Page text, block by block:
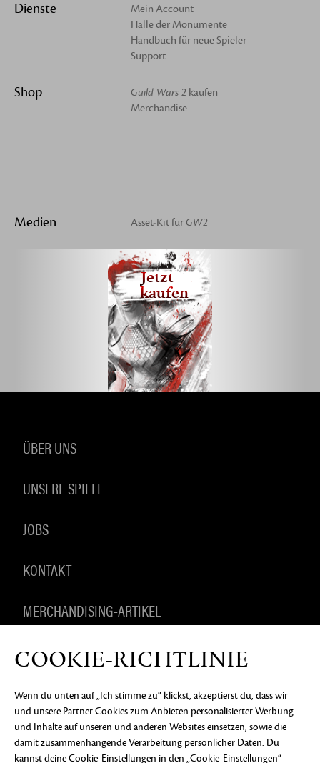
Dienste
Mein Account
Halle der Monumente
Handbuch für neue Spieler
Support
Shop Guild Wars 2 kaufen
Merchandise
Medien Asset-Kit fürGW2
Jetzt
kaufen
ÜBER UNS
UNSERE SPIELE
JOBS
KONTAKT
MERCHANDISING-ARTIKEL
DATENSCHUTZERKLÄRUNG
RECHTLICHE
INFORMATIONEN
KEIN VERKAUF ODER KEINE
WEITERGABE MEINER PERSONENBEZOGENEN
DATEN
COOKIE-EINSTELLUNGEN
©2026 ArenaNet, LLC. Alle Rechte vorbehalten. Alle
COOKIE-RICHTLINIE
Wenn du unten auf „Ich stimme zu“ klickst, akzeptierst du, dass wir
und unsere Partner Cookies zum Anbieten personalisierter Werbung
und Inhalte auf unseren und anderen Websites einsetzen, sowie die
damit zusammenhängende Verarbeitung persönlicher Daten. Du
kannst deine Cookie-Einstellungen in den „Cookie-Einstellungen“